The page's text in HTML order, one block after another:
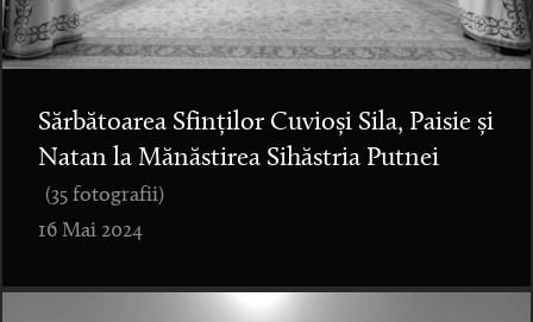
Sărbătoarea Sfinților Cuvioși Sila, Paisie și
Natan la Mănăstirea Sihăstria Putnei
(35 fotografii)
16 Mai 2024